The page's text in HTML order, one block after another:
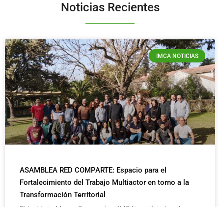
Noticias Recientes
IMCA NOTICIAS
ASAMBLEA RED COMPARTE: Espacio para el
Fortalecimiento del Trabajo Multiactor en torno a la
Transformación Territorial